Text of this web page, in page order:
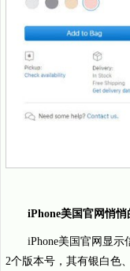
iPhone美国官网悄悄
iPhone美国官网显示
2个版本号，其有银白色